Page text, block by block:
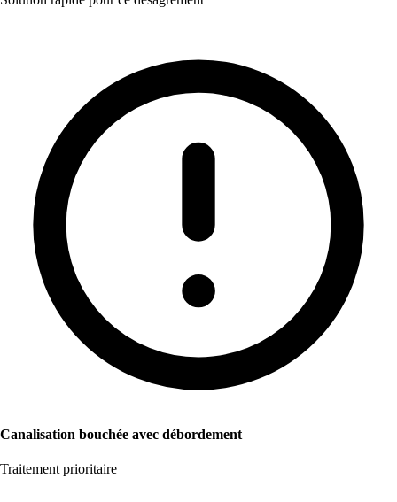
Canalisation bouchée avec débordement
Traitement prioritaire